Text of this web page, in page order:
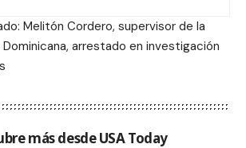
Melitón Cordero, supervisor de la
Dominicana, arrestado en investigación
más desde USA Today